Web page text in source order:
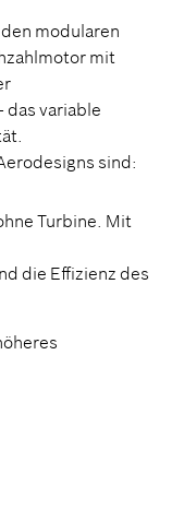
modularen
mit
das variable
sind:
Turbine. Mit
die Effizienz des